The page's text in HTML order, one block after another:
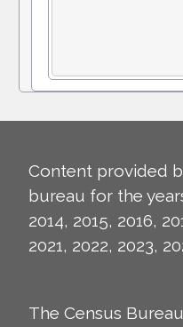
Content provided
bureau for the
2014, 2015, 2016,
2021, 2022, 2023,
The Census